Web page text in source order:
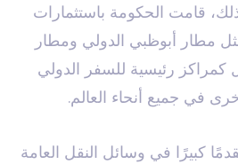
ذلك، قامت الحكومة باستثمارات
مطار أبوظبي الدولي ومطار
كمراكز رئيسية للسفر الدولي
في جميع أنحاء العالم.
كبيرًا في وسائل النقل العامة